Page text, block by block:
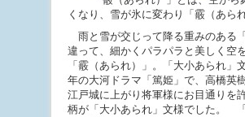
くなり、雪が氷に変わり「霰（あら
雨と雪が交じって降る重みのある
違って、細かくパラパラと美しく空
「霰（あられ）」。
「大小あられ」
年の大河ドラマ「篤姫」で、高橋英
江戸城に上がり将軍様にお目通りを
柄が「大小あられ」文様でした。